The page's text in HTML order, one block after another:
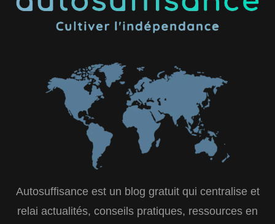
Autosuffisance est un blog gratuit qui centralise et
relai actualités, conseils pratiques, ressources en